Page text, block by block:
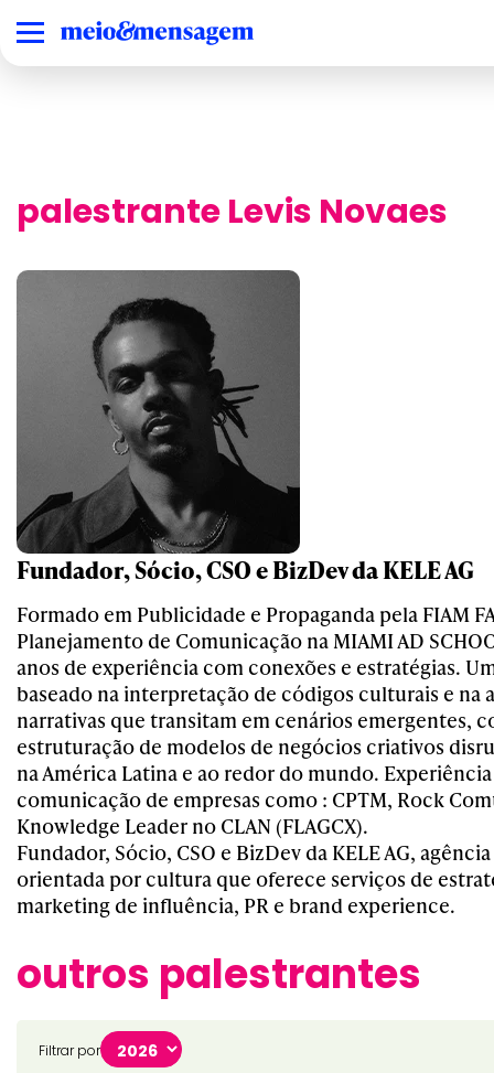
palestrante Levis Novaes
Fundador, Sócio, CSO e BizDev da KELE AG
Formado em Publicidade e Propaganda pela FIAM
Planejamento de Comunicação na MIAMI AD
anos de experiência com conexões e estratégias.
baseado na interpretação de códigos culturais e na
narrativas que transitam em cenários emergentes,
estruturação de modelos de negócios criativos
na América Latina e ao redor do mundo.
comunicação de empresas como : CPTM, Rock
Knowledge Leader no CLAN (FLAGCX).
Fundador, Sócio, CSO e BizDev da KELE AG,
orientada por cultura que oferece serviços de
marketing de influência, PR e brand experience.
outros palestrantes
Filtrar por